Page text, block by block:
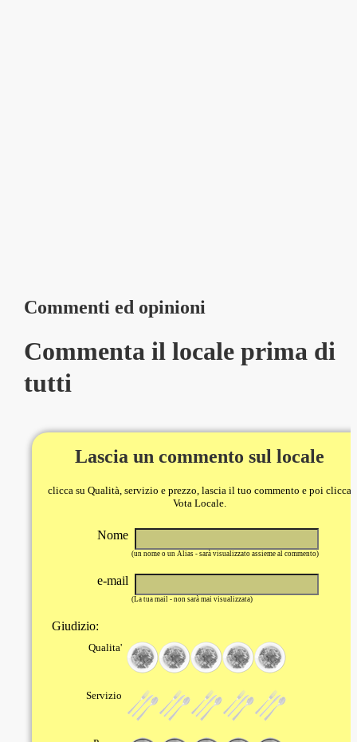
Commenti ed opinioni
Commenta il locale prima di
tutti
Lascia un commento sul locale
clicca su Qualità, servizio e prezzo, lascia il tuo commento e poi clicca
Vota Locale.
Nome
(un nome o un Alias - sarà visualizzato assieme al commento)
e-mail
(La tua mail - non sarà mai visualizzata)
Giudizio:
Qualita'
Servizio